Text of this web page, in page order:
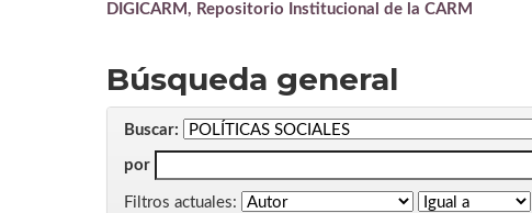
DIGICARM, Repositorio Institucional de la CARM
Búsqueda general
Buscar:
por
Filtros actuales: